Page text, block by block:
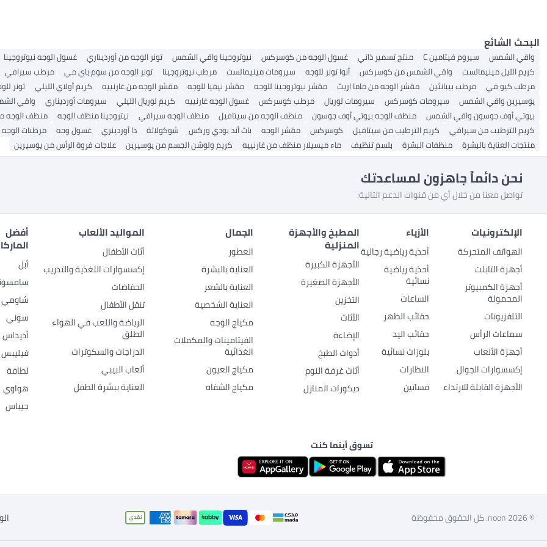
البحث الشائع
واقي الشمس سيروم فيتامين C منتج تسمير ذاتي غسول الوجه من كوسركس نيوتروجينا واقي الشمس تونر الوجه من أورديناري
غسول الوجه نيوتروجينا
كريم الليل مينيمالست
واقي الشمس من كوسركس أنوا تونر للوجه سيرومات مينيمالست مرطب نيوتروجينا تونر الوجه من سوم باي مي
مرطب سيرافي
مرطب كيو في
مرطب بيبانثين مقشر الوجه من ماما اريث مقشر نيوتروجينا للوجه مقشر نيفيا للوجه مقشر الوجه من غارنييه كريم أولاي الليلي
تونر
يوسيرين واقي الشمس
سيرومات كوسركس سيرومات لوريال مرطب كوسركس غسول الوجه غارنييه كريم لوريال الليلي سيرومات أورديناري
واقي
بيوتي أوف جوسون واقي الشمس
منظف ​​الوجه بيوتي أوف جوسون منظف ​​الوجه من سيتافيل منظف ​​الوجه سيرافي نيتروجينا منظف الوجه
منظف ​​الوجه
كريم الترطيب من سيرافي
كريم الترطيب من سيتافيل كوسركس مقشر الوجه باث أند بودي وركس شوكولاتة ذا أوردينري غسول وجه
مرطبات الوجه
منتجات العناية بالبشرة
منظفات البشرة بلسم تنظيف ماء ميسيلار منظف من غارنييه كريم ولوشن الجسم من يوسيرين علاجات فروة الرأس من يوسيرين
نحن دائماً جاهزون لمساعدتك
تواصل معنا من خلال أي من قنوات الدعم التالية:
الإلكترونيات
الهواتف المتحركة
أجهزة التابلت
أجهزة الكمبيوتر
المحمولة
التلفزيونات
سماعات الرأس
أجهزة الألعاب
إكسسوارات الجوال
الأجهزة القابلة للارتداء
الأزياء
أحذية رياضية رجالية
أحذية رياضية
نسائية
الساعات
حقائب الظهر
حقائب اليد
بلوزات نسائية
النظارات
فساتين
المطبخ والأجهزة
المنزلية
الأجهزة الكبيرة
الأجهزة الصغيرة
التخزين
الأثاث
الإضاءة
أدوات الطبخ
أثاث غرفة النوم
ديكورات المنازل
الجمال
العطور
العناية بالبشرة
العناية بالشعر
العناية الشخصية
مكياج الوجه
الفيتامينات والمكملات
الغذائية
مكياج العيون
مكياج الشفاه
المواليد الألعاب
أثاث الأطفال
إكسسوارات التغذية والتدريب
الحفاضات
تنقل الأطفال
الرياضة واللعب في الهواء
الطلق
الدراجات والسكوترات
ألعاب البيبي
العناية ببشرة الطفل
أفضل
أبل
شاومي
سوني
أديداس
فيليبس
لطافة
هواوي
جيباس
تسوق أينما كنت
© 2026 noon. كل الحقوق محفوظة